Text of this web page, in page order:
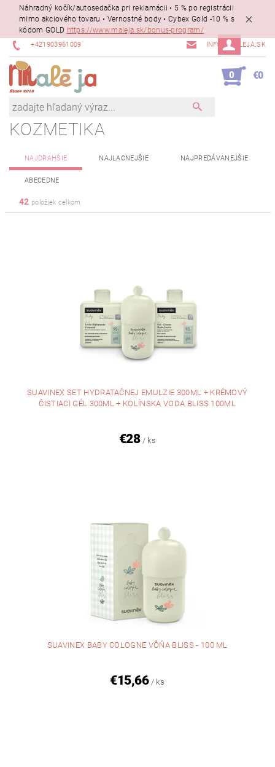
Náhradný kočík/autosedačka pri reklamácii • 5 % po registrácii
mimo akciového tovaru • Vernostné body • Cybex Gold -10 % s
kódom GOLD https://www.maleja.sk/bonus-program/
+421903961009 INFO@MALEJA.SK
0 €0
KOZMETIKA
NAJDRAHŠIE NAJLACNEJŠIE NAJPREDÁVANEJŠIE
ABECEDNE
42 položiek celkom
SUAVINEX SET HYDRATAČNEJ EMULZIE 300ML + KRÉMOVÝ
ČISTIACI GÉL 300ML + KOLÍNSKA VODA BLISS 100ML
€28 / ks
SUAVINEX BABY COLOGNE VÔŇA BLISS - 100 ML
€15,66 / ks